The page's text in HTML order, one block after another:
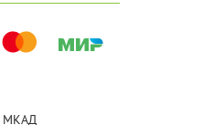
МКАД